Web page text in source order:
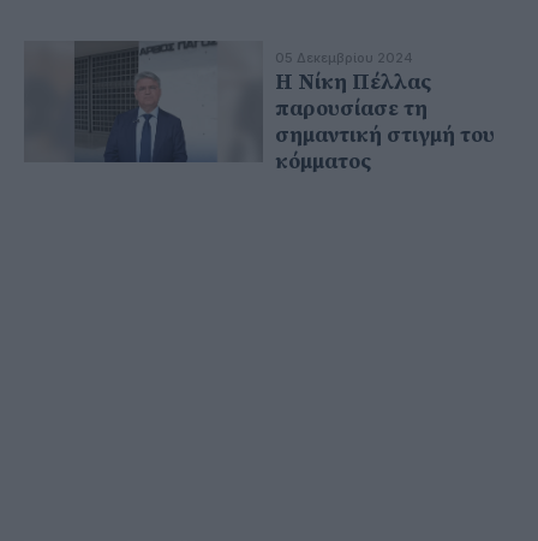
05 Δεκεμβρίου 2024
Η Νίκη Πέλλας
παρουσίασε τη
σημαντική στιγμή του
κόμματος